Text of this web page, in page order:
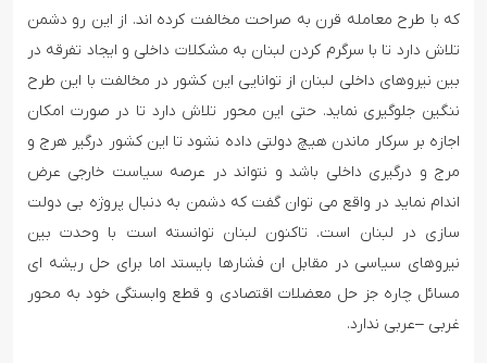
که با طرح معامله قرن به صراحت مخالفت کرده اند. از این رو دشمن
تلاش دارد تا با سرگرم کردن لبنان به مشکلات داخلی و ایجاد تفرقه در
بین نیروهای داخلی لبنان از توانایی این کشور در مخالفت با این طرح
ننگین جلوگیری نماید. حتی این محور تلاش دارد تا در صورت امکان
اجازه بر سرکار ماندن هیچ دولتی داده نشود تا این کشور درگیر هرج و
مرج و درگیری داخلی باشد و نتواند در عرصه سیاست خارجی عرض
اندام نماید در واقع می توان گفت که دشمن به دنبال پروژه بی دولت
سازی در لبنان است. تاکنون لبنان توانسته است با وحدت بین
نیروهای سیاسی در مقابل ان فشارها بایستد اما برای حل ریشه ای
مسائل چاره جز حل معضلات اقتصادی و قطع وابستگی خود به محور
غربی –عربی ندارد.